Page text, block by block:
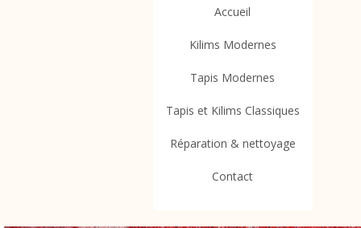
Accueil
Kilims Modernes
Tapis Modernes
Tapis et Kilims Classiques
Réparation & nettoyage
Contact